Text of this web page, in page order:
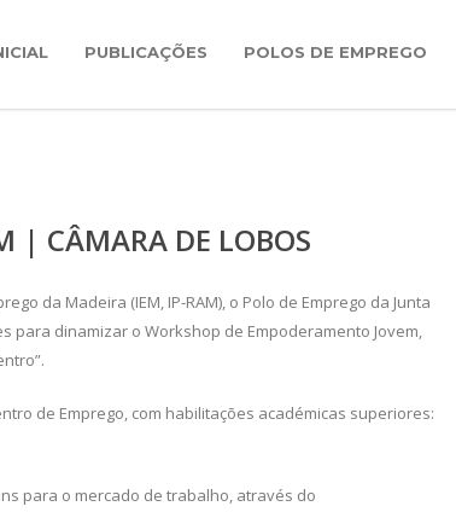
PUBLICAÇÕES POLOS DE EMPREGO
| CÂMARA DE LOBOS
da Madeira (IEM, IP-RAM), o Polo de Emprego da Junta
para dinamizar o Workshop de Empoderamento Jovem,
de Emprego, com habilitações académicas superiores:
para o mercado de trabalho, através do